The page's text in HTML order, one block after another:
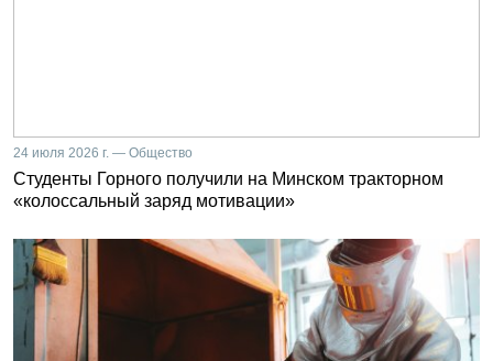
24 июля 2026 г. — Общество
Студенты Горного получили на Минском тракторном
«колоссальный заряд мотивации»